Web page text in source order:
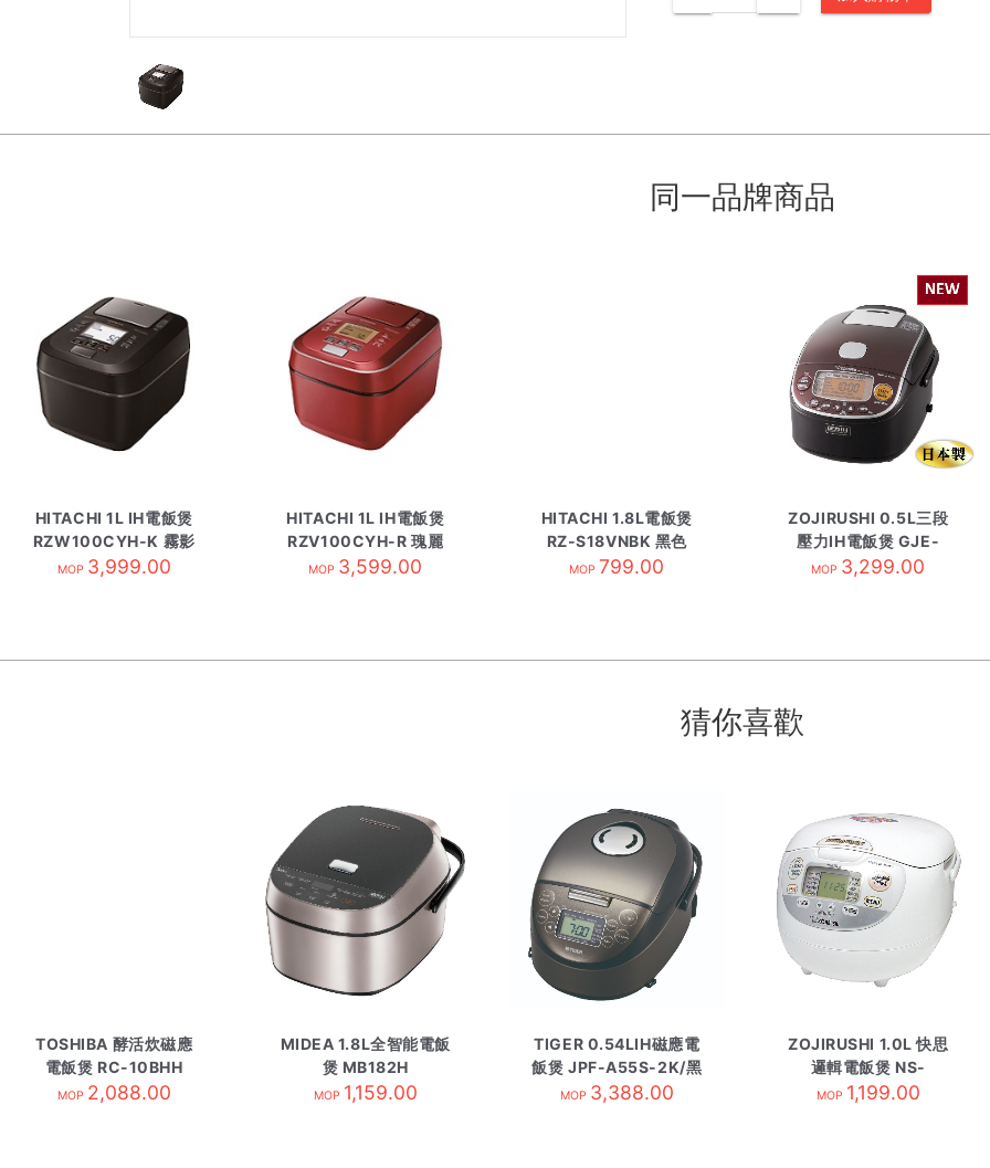
同一品牌商品
HITACHI 1L IH電飯煲
RZW100CYH-K 霧影
黑
MOP 3,999.00
HITACHI 1L IH電飯煲
RZV100CYH-R 瑰麗
紅
MOP 3,599.00
HITACHI 1.8L電飯煲
RZ-S18VNBK 黑色
MOP 799.00
ZOJIRUSHI 0.5L三段
壓力IH電飯煲 GJE-
NP-RLQ05-TD
MOP 3,299.00
猜你喜歡
TOSHIBA 酵活炊磁應
電飯煲 RC-10BHH
MOP 2,088.00
MIDEA 1.8L全智能電飯
煲 MB182H
MOP 1,159.00
TIGER 0.54LIH磁應電
飯煲 JPF-A55S-2K/黑
色
MOP 3,388.00
ZOJIRUSHI 1.0L 快思
邏輯電飯煲 NS-
ZAQ10-WZ
MOP 1,199.00